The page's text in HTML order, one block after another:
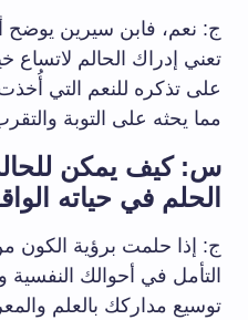
ج: نعم، فابن سيرين يوضح
تعني إدراك الحالم لاتساع
على تذكره للنعم التي
مما يحثه على التوبة
س: كيف يمكن
الحلم في حياته
ج: إذا حلمت برؤية الكون
التأمل في أحوالك
توسيع مداركك بالعلم